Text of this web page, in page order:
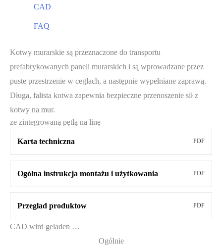
CAD
FAQ
Kotwy murarskie są przeznaczone do transportu
prefabrykowanych paneli murarskich i są wprowadzane przez
puste przestrzenie w cegłach, a następnie wypełniane zaprawą.
Długa, falista kotwa zapewnia bezpieczne przenoszenie sił z
kotwy na mur.
ze zintegrowaną pętlą na linę
Karta techniczna PDF
Ogólna instrukcja montażu i użytkowania PDF
Przeglad produktow PDF
CAD wird geladen …
Ogólnie